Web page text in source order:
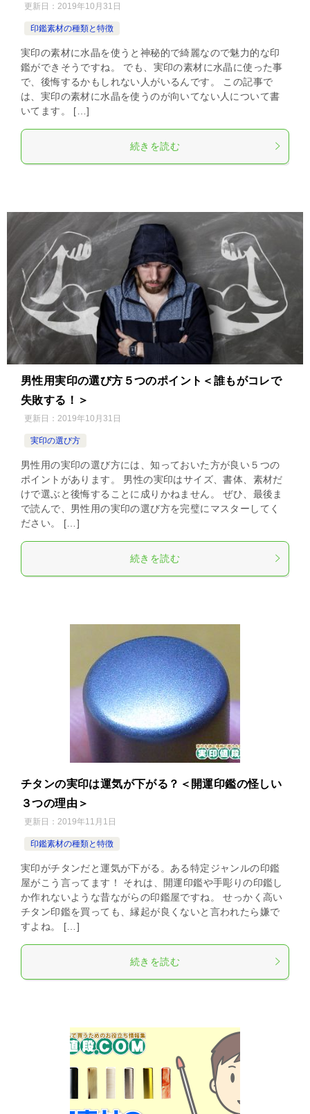
更新日： 2019年10月31日
印鑑素材の種類と特徴
実印の素材に水晶を使うと神秘的で綺麗なので魅力的な印
鑑ができそうですね。 でも、実印の素材に水晶に使った事
で、後悔するかもしれない人がいるんです。 この記事で
は、実印の素材に水晶を使うのが向いてない人について書
いてます。 […]
続きを読む
男性用実印の選び方５つのポイント＜誰もがコレで
失敗する！＞
更新日： 2019年10月31日
実印の選び方
男性用の実印の選び方には、知っておいた方が良い５つの
ポイントがあります。 男性の実印はサイズ、書体、素材だ
けで選ぶと後悔することに成りかねません。 ぜひ、最後ま
で読んで、男性用の実印の選び方を完璧にマスターしてく
ださい。 […]
続きを読む
チタンの実印は運気が下がる？＜開運印鑑の怪しい
３つの理由＞
更新日： 2019年11月1日
印鑑素材の種類と特徴
実印がチタンだと運気が下がる。ある特定ジャンルの印鑑
屋がこう言ってます！ それは、開運印鑑や手彫りの印鑑し
か作れないような昔ながらの印鑑屋ですね。 せっかく高い
チタン印鑑を買っても、縁起が良くないと言われたら嫌で
すよね。 […]
続きを読む